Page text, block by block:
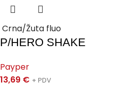
Crna/Žuta fluo
P/HERO SHAKE
Payper
13,69 € + PDV